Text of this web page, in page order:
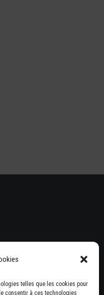
telles que les cookies pour
consentir à ces technologies